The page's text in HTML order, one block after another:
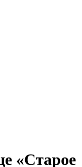
«Старое